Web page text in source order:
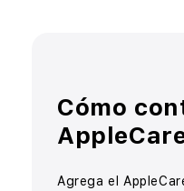
Cómo
Agrega el